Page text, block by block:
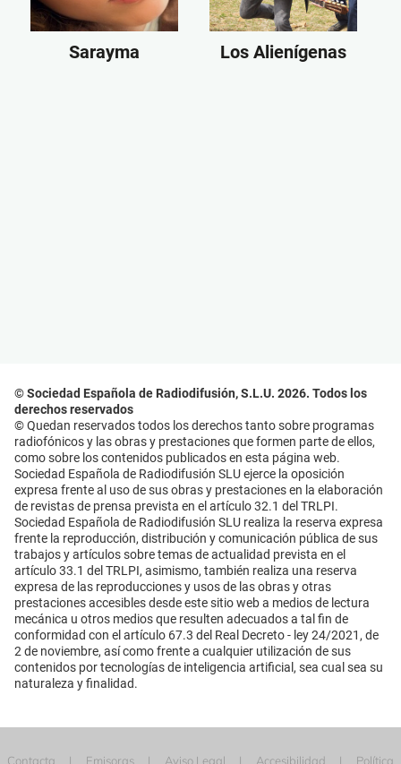
Sarayma Los Alienígenas
© Sociedad Española de Radiodifusión, S.L.U. 2026. Todos los
derechos reservados
© Quedan reservados todos los derechos tanto sobre programas
radiofónicos y las obras y prestaciones que formen parte de ellos,
como sobre los contenidos publicados en esta página web.
Sociedad Española de Radiodifusión SLU ejerce la oposición
expresa frente al uso de sus obras y prestaciones en la elaboración
de revistas de prensa prevista en el artículo 32.1 del TRLPI.
Sociedad Española de Radiodifusión SLU realiza la reserva expresa
frente la reproducción, distribución y comunicación pública de sus
trabajos y artículos sobre temas de actualidad prevista en el
artículo 33.1 del TRLPI, asimismo, también realiza una reserva
expresa de las reproducciones y usos de las obras y otras
prestaciones accesibles desde este sitio web a medios de lectura
mecánica u otros medios que resulten adecuados a tal fin de
conformidad con el artículo 67.3 del Real Decreto - ley 24/2021, de
2 de noviembre, así como frente a cualquier utilización de sus
contenidos por tecnologías de inteligencia artificial, sea cual sea su
naturaleza y finalidad.
Contacta Emisoras Aviso Legal Accesibilidad Política